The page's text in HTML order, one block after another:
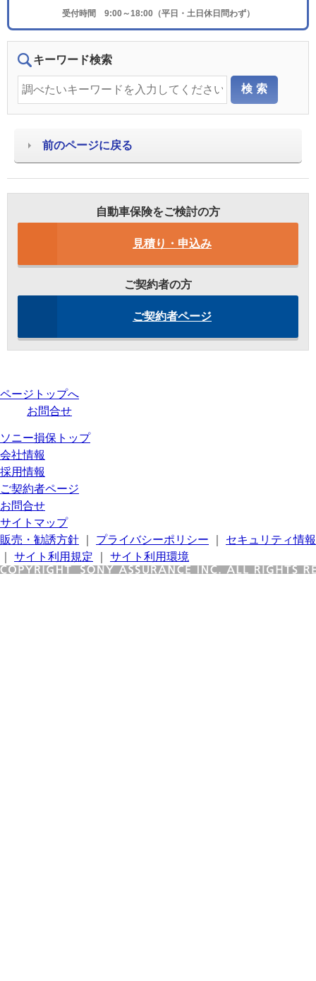
受付時間 9:00～18:00（平日・土日休日問わず）
キーワード検索
前のページに戻る
自動車保険をご検討の方
見積り・申込み
ご契約者の方
ご契約者ページ
ページトップへ
お問合せ
ソニー損保トップ
会社情報
採用情報
ご契約者ページ
お問合せ
サイトマップ
販売・勧誘方針
プライバシーポリシー
セキュリティ情報
サイト利用規定 サイト利用環境